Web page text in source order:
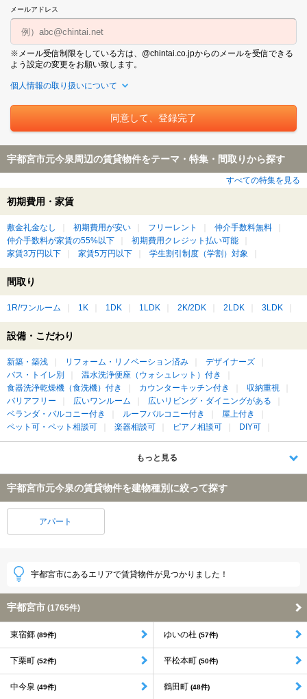
メールアドレス
※メール受信制限をしている方は、@chintai.co.jpからのメールを受信できる
よう設定の変更をお願い致します。
個人情報の取り扱いについて
宇都宮市元今泉周辺の賃貸物件をテーマ・特集・間取りから探す
すべての特集を見る
初期費用・家賃
敷金礼金なし 初期費用が安い フリーレント
仲介手数料無料
仲介手数料が家賃の55%以下
初期費用クレジット払い可能
家賃3万円以下
家賃5万円以下 学生割引制度（学割）対象
間取り
1R/ワンルーム 1K 1DK 1LDK 2K/2DK 2LDK 3LDK
設備・こだわり
新築・築浅 リフォーム・リノベーション済み
デザイナーズ
バス・トイレ別
温水洗浄便座（ウォシュレット）付き
食器洗浄乾燥機（食洗機）付き
カウンターキッチン付き
収納重視
バリアフリー
広いワンルーム
広いリビング・ダイニングがある
ベランダ・バルコニー付き
ルーフバルコニー付き
屋上付き
ペット可・ペット相談可
楽器相談可 ピアノ相談可 DIY可
もっと見る
宇都宮市元今泉の賃貸物件を建物種別に絞って探す
アパート
宇都宮市にあるエリアで賃貸物件が見つかりました！
宇都宮市 (1765件)
東宿郷 (89件) ゆいの杜 (57件)
下栗町 (52件) 平松本町 (50件)
中今泉 (49件) 鶴田町 (48件)